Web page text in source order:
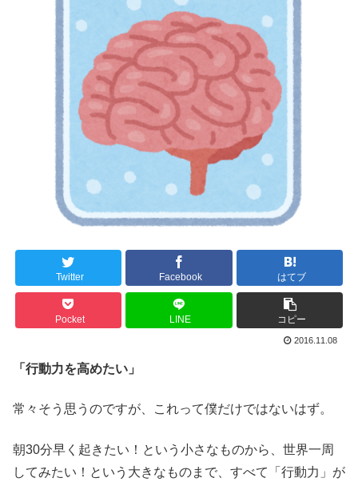
Twitter Facebook はてブ
Pocket LINE コピー
2016.11.08
「行動力を高めたい」
常々そう思うのですが、これって僕だけではないはず。
朝30分早く起きたい！という小さなものから、世界一周
してみたい！という大きなものまで、すべて「行動力」が